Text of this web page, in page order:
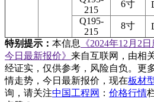
215
6寸
Q195-
215
8寸
特别提示： 本信息
《2024年12月2
今日最新报价》 来自互联网，由相
经证实，仅供参考，风险自负。更
情走势，今日最新报价，现在板材
询，请关注中国工程网 ： 价格行情